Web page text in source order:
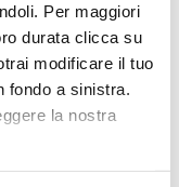
Per maggiori
durata clicca su
modificare il tuo
a sinistra.
la nostra
parte residenti
di Fonte, S.
Al giorno d’oggi
nel comune
fatte
la